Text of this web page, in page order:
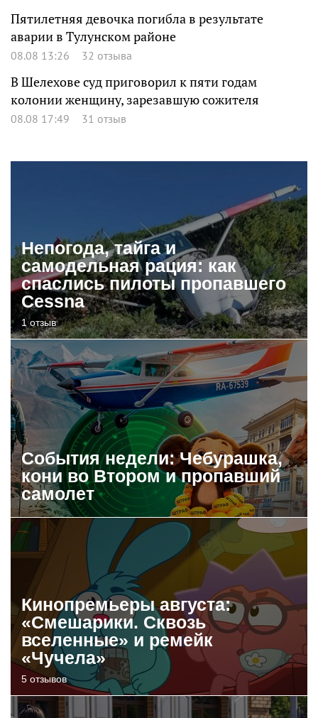
Пятилетняя девочка погибла в результате
аварии в Тулунском районе
08.08 13:26 32 отзыва
В Шелехове суд приговорил к пяти годам
колонии женщину, зарезавшую сожителя
08.08 17:49 31 отзыв
Непогода, тайга и
самодельная рация: как
спаслись пилоты пропавшего
Cessna
1 отзыв
События недели: Чебурашка,
кони во Втором и пропавший
самолет
Кинопремьеры августа:
«Смешарики. Сквозь
вселенные» и ремейк
«Чучела»
5 отзывов